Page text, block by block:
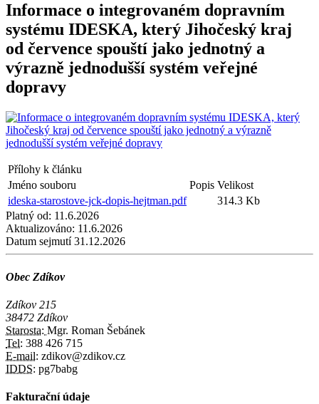
Informace o integrovaném dopravním
systému IDESKA, který Jihočeský kraj
od července spouští jako jednotný a
výrazně jednodušší systém veřejné
dopravy
Přílohy k článku
Jméno souboru
Popis Velikost
ideska-starostove-jck-dopis-hejtman.pdf
314.3 Kb
Platný od: 11.6.2026
Aktualizováno: 11.6.2026
Datum sejmutí31.12.2026
Obec Zdíkov
Zdíkov 215
38472 Zdíkov
Starosta: Mgr. Roman Šebánek
Tel: 388 426 715
E-mail: zdikov@zdikov.cz
IDDS: pg7babg
Fakturační údaje